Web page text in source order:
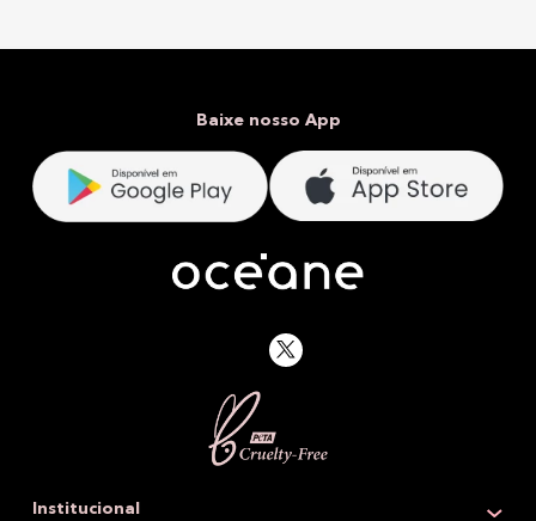
Baixe nosso App
Institucional